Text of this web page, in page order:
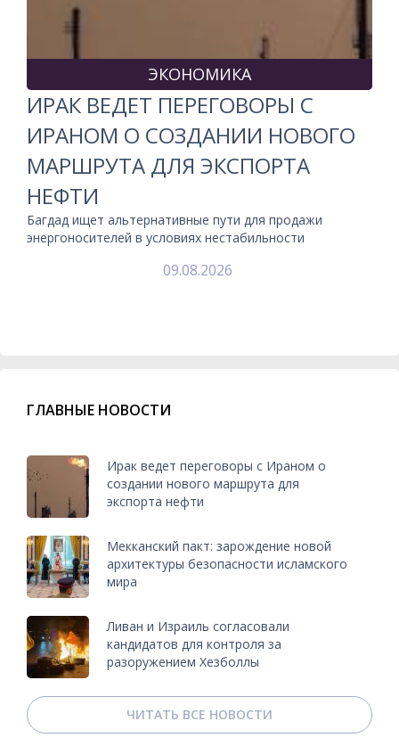
ЭКОНОМИКА
ИРАК ВЕДЕТ ПЕРЕГОВОРЫ С
ИРАНОМ О СОЗДАНИИ НОВОГО
МАРШРУТА ДЛЯ ЭКСПОРТА
НЕФТИ
Багдад ищет альтернативные пути для продажи
энергоносителей в условиях нестабильности
09.08.2026
ГЛАВНЫЕ НОВОСТИ
Ирак ведет переговоры с Ираном о
создании нового маршрута для
экспорта нефти
Мекканский пакт: зарождение новой
архитектуры безопасности исламского
мира
Ливан и Израиль согласовали
кандидатов для контроля за
разоружением Хезболлы
ЧИТАТЬ ВСЕ НОВОСТИ